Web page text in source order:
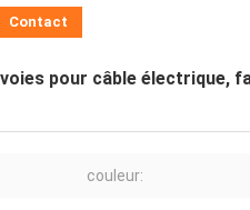
Contact
pour câble électrique,
couleur: